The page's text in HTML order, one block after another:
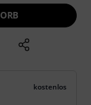
kostenlos